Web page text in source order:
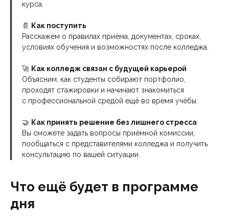
курса.
📄 Как поступить
Расскажем о правилах приёма, документах, сроках,
условиях обучения и возможностях после колледжа.
🚀 Как колледж связан с будущей карьерой
Объясним, как студенты собирают портфолио,
проходят стажировки и начинают знакомиться
с профессиональной средой ещё во время учёбы.
🤝 Как принять решение без лишнего стресса
Вы сможете задать вопросы приёмной комиссии,
пообщаться с представителями колледжа и получить
консультацию по вашей ситуации.
Что ещё будет в программе
дня